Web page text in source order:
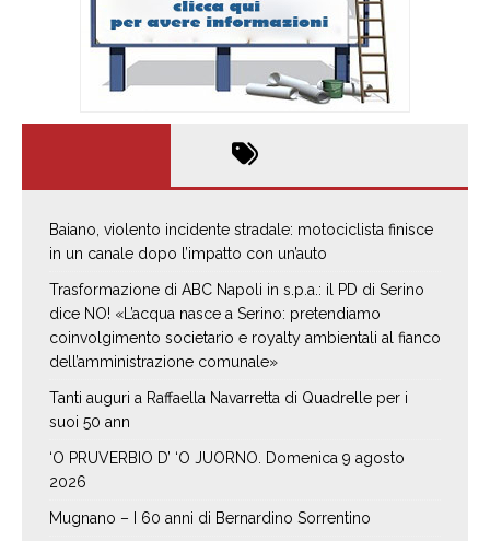
Baiano, violento incidente stradale: motociclista finisce
in un canale dopo l’impatto con un’auto
Trasformazione di ABC Napoli in s.p.a.: il PD di Serino
dice NO! «L’acqua nasce a Serino: pretendiamo
coinvolgimento societario e royalty ambientali al fianco
dell’amministrazione comunale»
Tanti auguri a Raffaella Navarretta di Quadrelle per i
suoi 50 ann
‘O PRUVERBIO D’ ‘O JUORNO. Domenica 9 agosto
2026
Mugnano – I 60 anni di Bernardino Sorrentino